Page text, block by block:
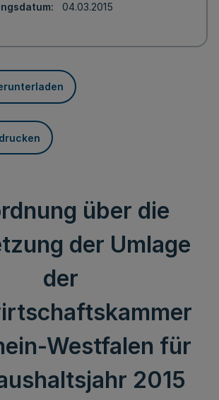
04.03.2015
über die
der Umlage
der
Westfalen für
2015